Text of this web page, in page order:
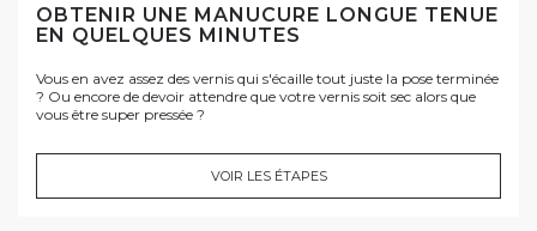
OBTENIR UNE MANUCURE LONGUE TENUE
EN QUELQUES MINUTES
Vous en avez assez des vernis qui s'écaille tout juste la pose terminée
? Ou encore de devoir attendre que votre vernis soit sec alors que
vous être super pressée ?
VOIR LES ÉTAPES